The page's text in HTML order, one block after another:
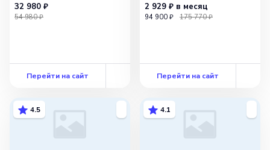
32 980 ₽
54 980 ₽
Перейти на сайт
2 929 ₽ в месяц
94 900 ₽ 175 770 ₽
Перейти на сайт
4.5 4.1